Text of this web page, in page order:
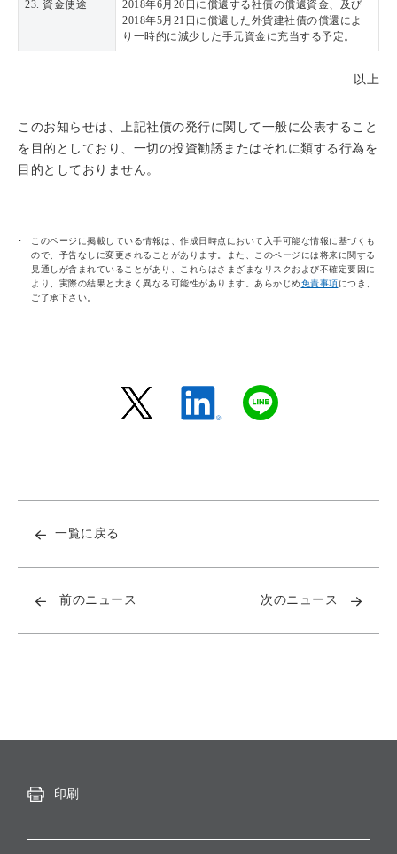
23. 資金使途
2018年6月20日に償還する社債の償還資金、及び
2018年5月21日に償還した外貨建社債の償還によ
り一時的に減少した手元資金に充当する予定。
以上
このお知らせは、上記社債の発行に関して一般に公表すること
を目的としており、一切の投資勧誘またはそれに類する行為を
目的としておりません。
このページに掲載している情報は、作成日時点において入手可能な情報に基づくも
ので、予告なしに変更されることがあります。また、このページには将来に関する
見通しが含まれていることがあり、これらはさまざまなリスクおよび不確定要因に
より、実際の結果と大きく異なる可能性があります。あらかじめ免責事項につき、
ご了承下さい。
一覧に戻る
前のニュース 次のニュース
印刷